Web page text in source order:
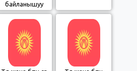
байланышуу
жолдору